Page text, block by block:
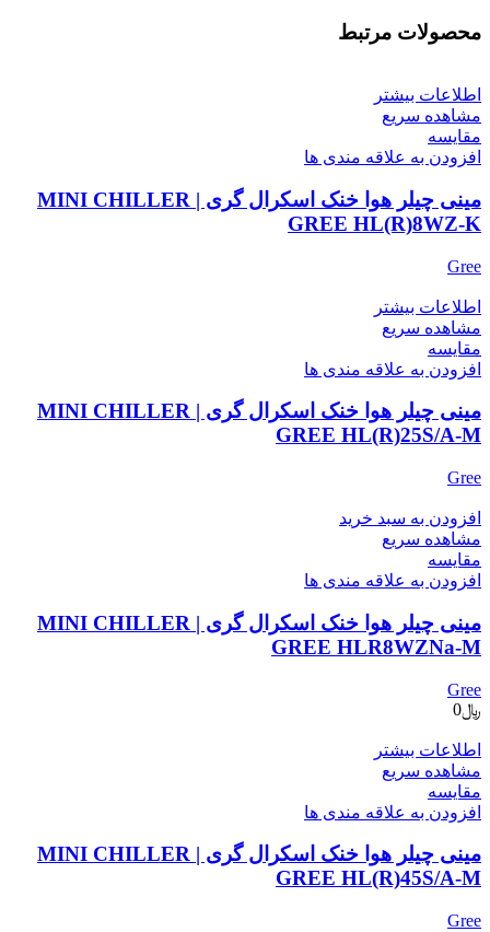
محصولات مرتبط
اطلاعات بیشتر
مشاهده سریع
مقایسه
افزودن به علاقه مندی ها
مینی چیلر هوا خنک اسکرال گری | MINI CHILLER
GREE HL(R)8WZ-K
Gree
اطلاعات بیشتر
مشاهده سریع
مقایسه
افزودن به علاقه مندی ها
مینی چیلر هوا خنک اسکرال گری | MINI CHILLER
GREE HL(R)25S/A-M
Gree
افزودن به سبد خرید
مشاهده سریع
مقایسه
افزودن به علاقه مندی ها
مینی چیلر هوا خنک اسکرال گری | MINI CHILLER
GREE HLR8WZNa-M
Gree
﷼0
اطلاعات بیشتر
مشاهده سریع
مقایسه
افزودن به علاقه مندی ها
مینی چیلر هوا خنک اسکرال گری | MINI CHILLER
GREE HL(R)45S/A-M
Gree